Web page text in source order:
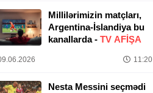
Millilərimizin matçları,
Argentina-İslandiya bu
kanallarda - TV AFİŞA
11:20
Nesta Messini seçmədi